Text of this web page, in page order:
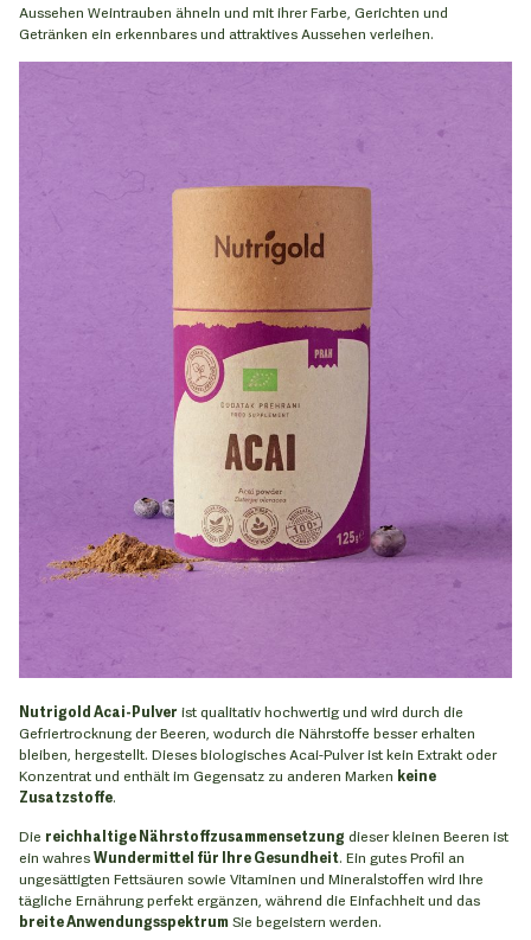
Aussehen Weintrauben ähneln und mit ihrer Farbe, Gerichten und
Getränken ein erkennbares und attraktives Aussehen verleihen.
Nutrigold Acai-Pulver ist qualitativ hochwertig und wird durch die
Gefriertrocknung der Beeren, wodurch die Nährstoffe besser erhalten
bleiben, hergestellt. Dieses biologisches Acai-Pulver ist kein Extrakt oder
Konzentrat und enthält im Gegensatz zu anderen Marken keine
Zusatzstoffe.
Die reichhaltige Nährstoffzusammensetzung dieser kleinen Beeren ist
ein wahresWundermittel für Ihre Gesundheit. Ein gutes Profil an
ungesättigten Fettsäuren sowie Vitaminen und Mineralstoffen wird Ihre
tägliche Ernährung perfekt ergänzen, während die Einfachheit und das
breite AnwendungsspektrumSie begeistern werden.